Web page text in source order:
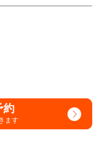
約
ます